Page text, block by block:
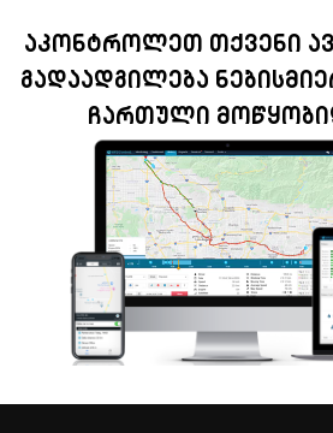
აკონტროლეთ თქვენი
გადაადგილება
ჩართული